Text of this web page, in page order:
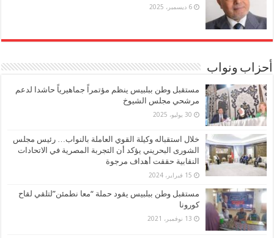
6 ديسمبر، 2025
أحزاب ونواب
مستقبل وطن ببلبيس ينظم مؤتمراً جماهيرياً حاشدا لدعم
مرشحي مجلس الشيوخ
30 يوليو، 2025
خلال استقباله وكيلة القوي العاملة بالنواب… رئيس مجلس
الشورى البحريني يؤكد أن التجربة المصرية في الاتحادات
النقابية حققت أهداف مرجوة
15 فبراير، 2024
مستقبل وطن ببلبيس يقود حملة “معا نطمئن”لتلقي لقاح
كورونا
13 نوفمبر، 2021